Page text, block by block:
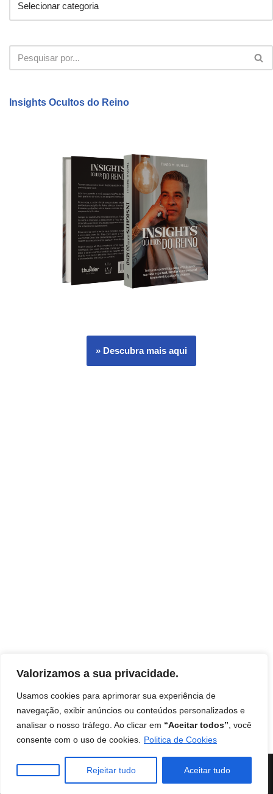
Valorizamos a sua privacidade.
Usamos cookies para aprimorar sua experiência de
navegação, exibir anúncios ou conteúdos personalizados e
analisar o nosso tráfego. Ao clicar em “Aceitar todos” , você
consente com o uso de cookies.
Politica de Cookies
Rejeitar tudo Aceitar tudo
Insights Ocultos do Reino
» Descubra mais aqui
Início Contato Termos de uso
Disclaimer
Política de Privacidade
Livro: Insights Ocultos do Reino
Instituto Mentes de Sucesso | Burilli